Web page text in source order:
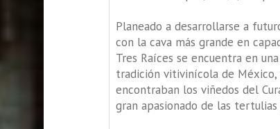
Planeado a desarrollarse a
con la cava más grande en
Tres Raíces se encuentra en
tradición vitivinícola de
encontraban los viñedos del
gran apasionado de las